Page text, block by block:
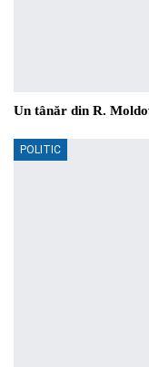
Un tânăr din R.
POLITIC